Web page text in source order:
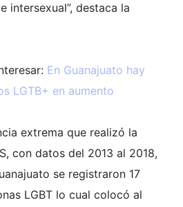
intersexual”, destaca la
En Guanajuato hay
LGTB+ en aumento
extrema que realizó la
con datos del 2013 al 2018,
se registraron 17
LGBT lo cual colocó al